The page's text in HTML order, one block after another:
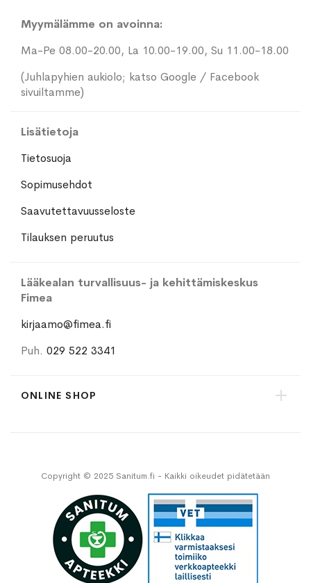
Myymälämme on avoinna:
Ma-Pe 08.00-20.00, La 10.00-19.00, Su 11.00-18.00
(Juhlapyhien aukiolo; katso Google / Facebook
sivuiltamme)
Lisätietoja
Tietosuoja
Sopimusehdot
Saavutettavuusseloste
Tilauksen peruutus
Lääkealan turvallisuus- ja kehittämiskeskus
Fimea
kirjaamo@fimea.fi
Puh. 029 522 3341
ONLINE SHOP
Copyright © 2025 Sanitum.fi - Kaikki oikeudet pidätetään